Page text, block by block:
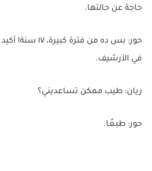
حاجة عن حالتها.
حور: بس ده من فترة
في الأرشيف.
ريان: طيب ممكن تساعديني؟
حور: طبعًا.